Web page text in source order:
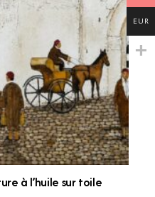
à l’huile sur toile
EUR